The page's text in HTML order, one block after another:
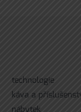
technologie
káva a